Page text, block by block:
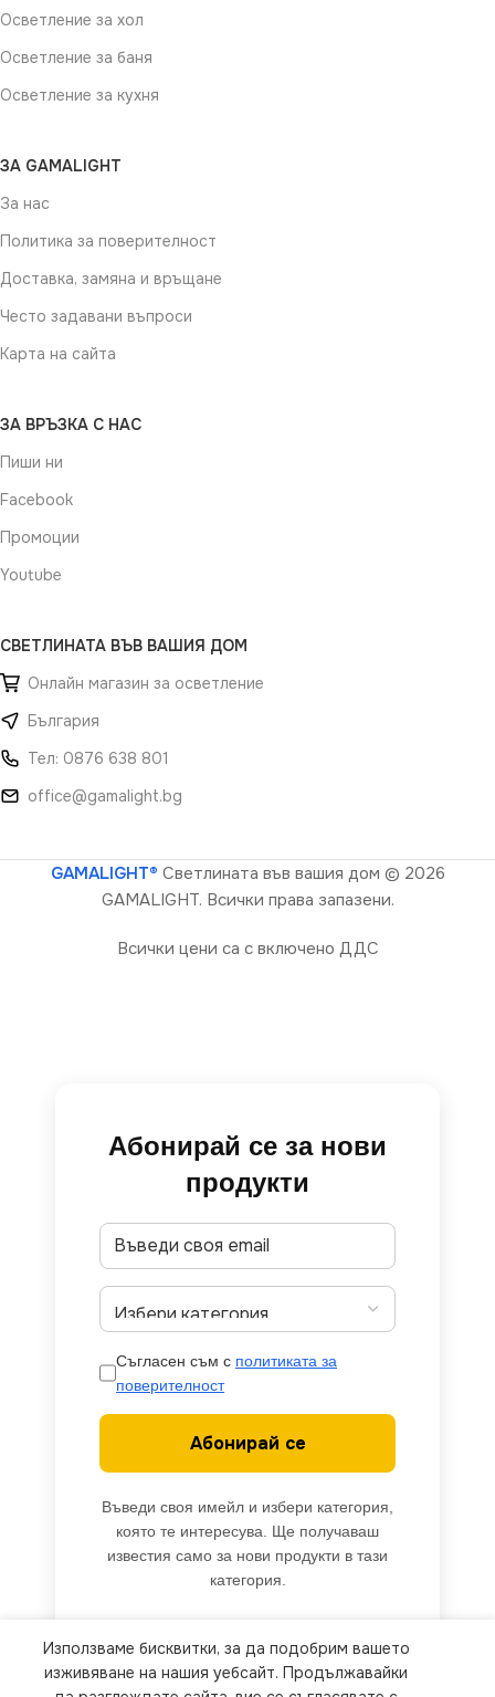
Осветление за хол
Осветление за баня
Осветление за кухня
ЗА GAMALIGHT
За нас
Политика за поверителност
Доставка, замяна и връщане
Често задавани въпроси
Карта на сайта
ЗА ВРЪЗКА С НАС
Пиши ни
Facebook
Промоции
Youtube
СВЕТЛИНАТА ВЪВ ВАШИЯ ДОМ
Онлайн магазин за осветление
България
Тел: 0876 638 801
office@gamalight.bg
GAMALIGHT® Светлината във вашия дом © 2026
GAMALIGHT. Всички права запазени.
Всички цени са с включено ДДС
Абонирай се за нови
продукти
Съгласен съм с политиката за
поверителност
Абонирай се
Въведи своя имейл и избери категория,
която те интересува. Ще получаваш
известия само за нови продукти в тази
категория.
We use cookies to improve your experience on our
Използваме бисквитки, за да подобрим вашето
изживяване на нашия уебсайт. Продължавайки